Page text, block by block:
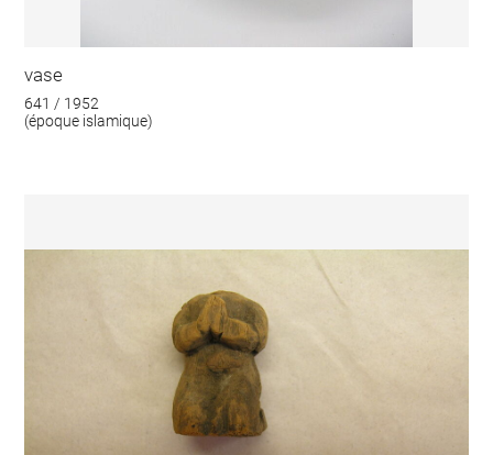
vase
641 / 1952
(époque islamique)